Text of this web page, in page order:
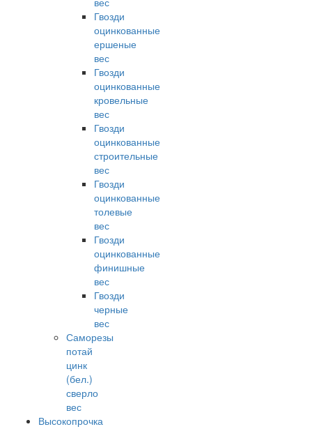
Гвозди
оцинкованные
ершеные
вес
Гвозди
оцинкованные
кровельные
вес
Гвозди
оцинкованные
строительные
вес
Гвозди
оцинкованные
толевые
вес
Гвозди
оцинкованные
финишные
вес
Гвозди
черные
вес
Саморезы
потай
цинк
(бел.)
сверло
вес
Высокопрочка